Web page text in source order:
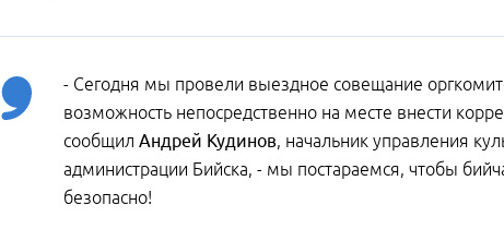
- Сегодня мы провели выездное совещание
возможность непосредственно на месте внести
сообщил Андрей Кудинов, начальник управления
администрации Бийска, - мы постараемся, чтобы
безопасно!